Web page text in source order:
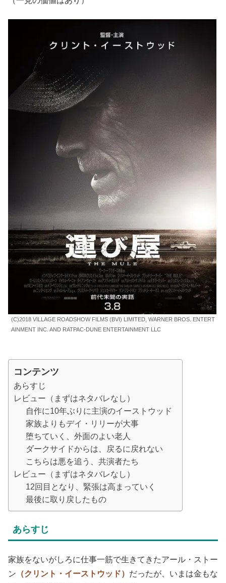
(C)2018 VILLAGE ROADSHOW FILMS (BVI) LIMITED, WARNER BROS. ENTERT
AINMENT INC. AND RATPAC-DUNE ENTERTAINMENT LLC
コンテンツ
あらすじ
レビュー（まずはネタバレなし）
自作に10年ぶりに主演のイーストウッド
家族よりもデイ・リリーが大事
堕ちていく、外面のよい老人
ダークサイドからは、戻るに戻れない
こちらは悪を追う、共演者たち
レビュー（まずはネタバレなし）
12回目となり、緊張は高まっていく
最後に取り戻したもの
あらすじ
家族をないがしろに仕事一筋で生きてきたアール・ストー
ン （クリント・イーストウッド） だったが、いまは金もな